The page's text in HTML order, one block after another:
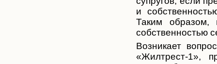
и
Таким образом,
собственностью
Возникает
«Жилтрест-1»,